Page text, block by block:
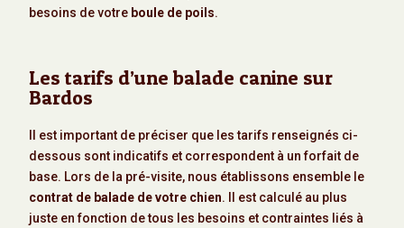
besoins de votre boule de poils.
Les tarifs d’une balade canine sur
Bardos
Il est important de préciser que les tarifs renseignés ci-
dessous sont indicatifs et correspondent à un forfait de
base. Lors de la pré-visite, nous établissons ensemble le
contrat de balade de votre chien. Il est calculé au plus
juste en fonction de tous les besoins et contraintes liés à